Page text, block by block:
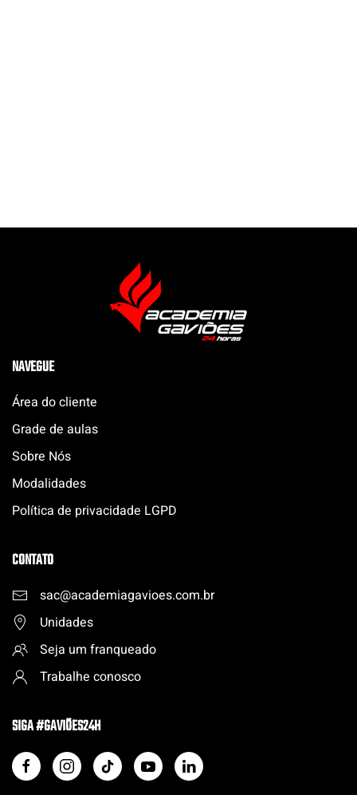
NAVEGUE
Área do cliente
Grade de aulas
Sobre Nós
Modalidades
Política de privacidade LGPD
CONTATO
sac@academiagavioes.com.br
Unidades
Seja um franqueado
Trabalhe conosco
SIGA #GAVIÕES24H